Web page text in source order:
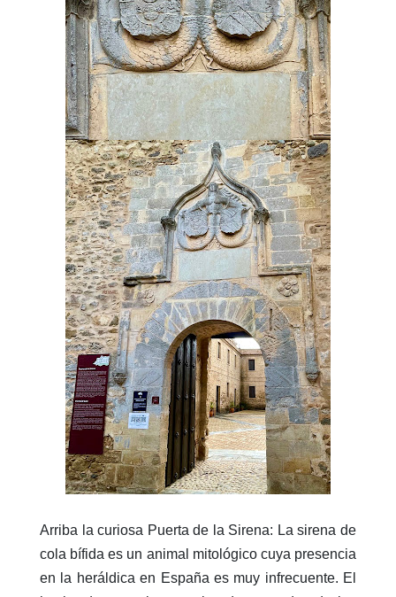
Arriba la curiosa Puerta de la Sirena: La sirena de
cola bífida es un animal mitológico cuya presencia
en la heráldica en España es muy infrecuente. El